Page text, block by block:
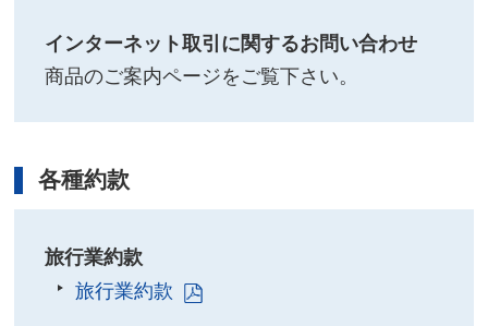
インターネット取引に関するお問い合わせ
商品のご案内ページをご覧下さい。
各種約款
旅行業約款
旅行業約款